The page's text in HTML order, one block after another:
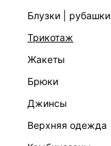
блузки | рубашки
трикотаж
жакеты
брюки
джинсы
верхняя одежда